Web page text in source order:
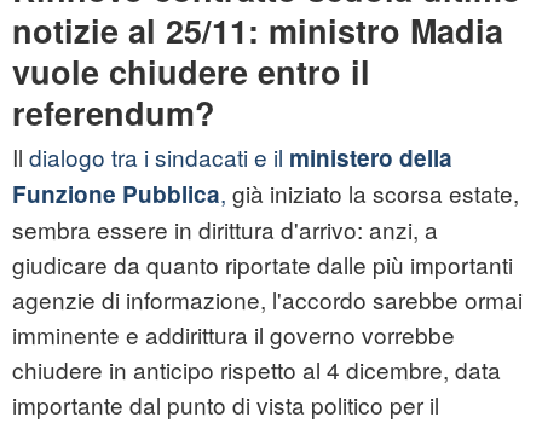
notizie al 25/11: ministro Madia
vuole chiudere entro il
referendum?
Il dialogo tra i sindacati e il ministero della
Funzione Pubblica, già iniziato la scorsa estate,
sembra essere in dirittura d'arrivo: anzi, a
giudicare da quanto riportate dalle più importanti
agenzie di informazione, l'accordo sarebbe ormai
imminente e addirittura il governo vorrebbe
chiudere in anticipo rispetto al 4 dicembre, data
importante dal punto di vista politico per il